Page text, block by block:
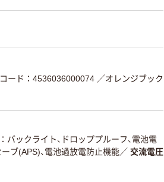
ード：4536036000074 ／オレンジブック
バックライト、ドロッププルーフ、電池電
ーブ(APS)、電池過放電防止機能／ 交流電圧